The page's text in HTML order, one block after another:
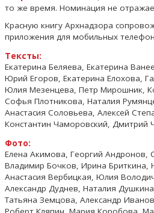
то же время. Номинация не
Красную книгу Архнадзора
приложения для мобильных
Тексты:
Екатерина Беляева, Екатерина
Юрий Егоров, Екатерина Елохова,
Юлия Мезенцева, Петр Мирошник,
Софья Плотникова, Наталия
Анастасия Соловьева, Алексей
Константин Чаморовский, Дмитрий
Фото:
Елена Акимова, Георгий Андронов,
Владимир Бочков, Ирина Бриткина,
Анастасия Вербицкая, Юлия
Александр Дуднев, Наталия
Татьяна Земцова, Александр